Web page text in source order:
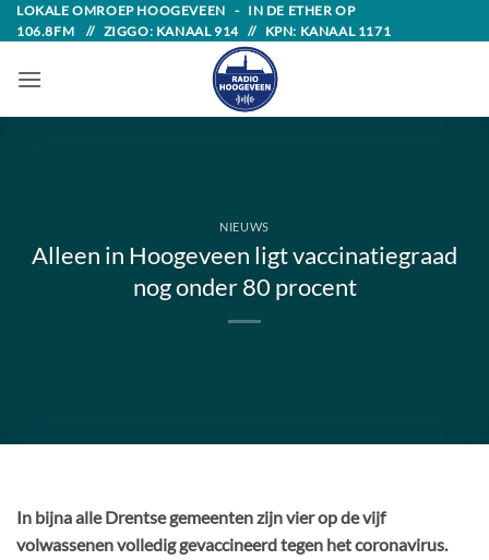
Skip
to
content
LOKALE OMROEP HOOGEVEEN - IN DE ETHER OP
106.8FM // ZIGGO: KANAAL 914 // KPN: KANAAL 1171
NIEUWS
Alleen in Hoogeveen ligt vaccinatiegraad
nog onder 80 procent
In bijna alle Drentse gemeenten zijn vier op de vijf
volwassenen volledig gevaccineerd tegen het coronavirus.